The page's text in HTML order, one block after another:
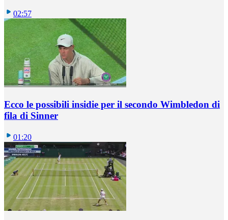
02:57
Ecco le possibili insidie per il secondo Wimbledon di
fila di Sinner
01:20